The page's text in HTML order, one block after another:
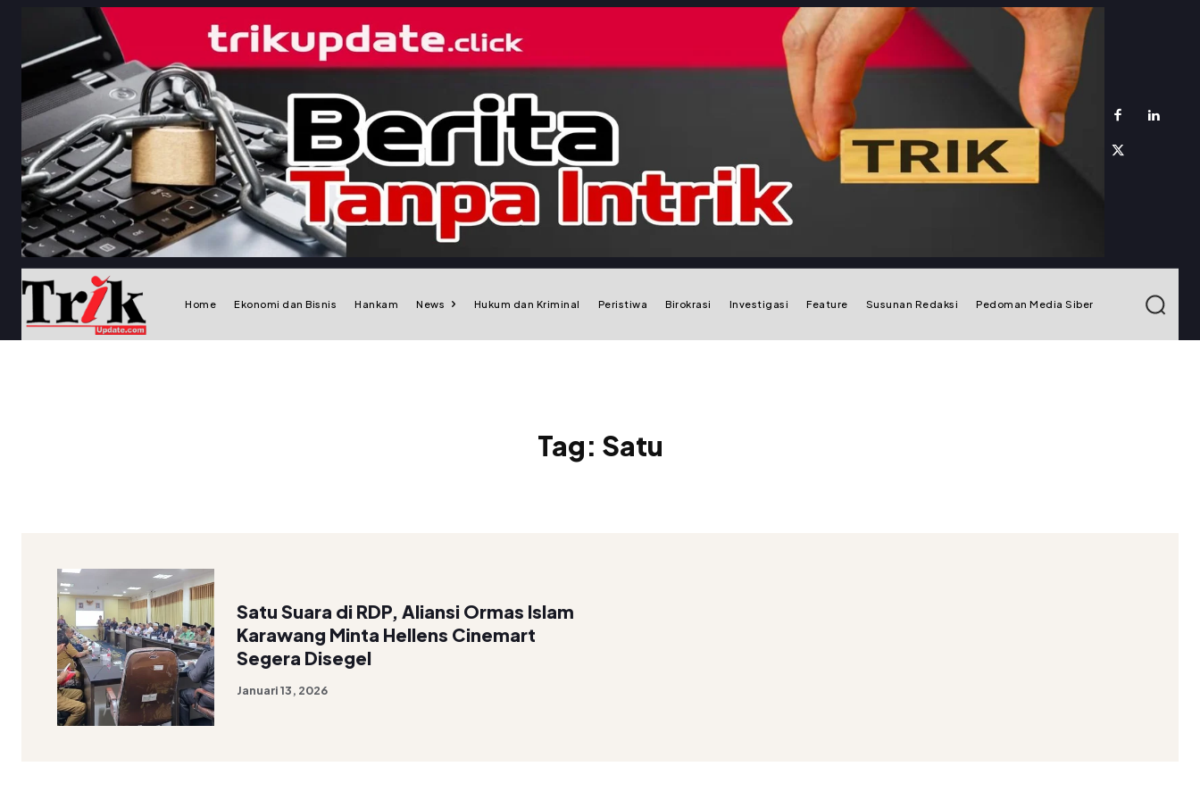
Home Ekonomi dan Bisnis Hankam News Hukum dan Kriminal Peristiwa Birokrasi Investigasi Feature Susunan Redaksi Pedoman Media Siber
Tag: Satu
Satu Suara di RDP, Aliansi Ormas Islam
Karawang Minta Hellens Cinemart
Segera Disegel
Januari 13, 2026